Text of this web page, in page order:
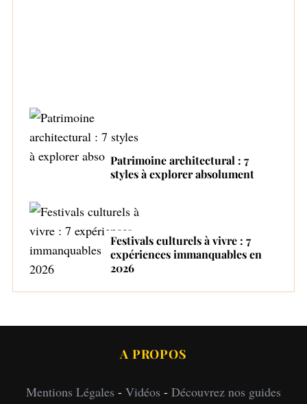
Patrimoine architectural : 7
styles à explorer absolument
Festivals culturels à vivre : 7
expériences immanquables en
2026
A PROPOS
Mentions Légales - Vidéos - Découvrez nos guides